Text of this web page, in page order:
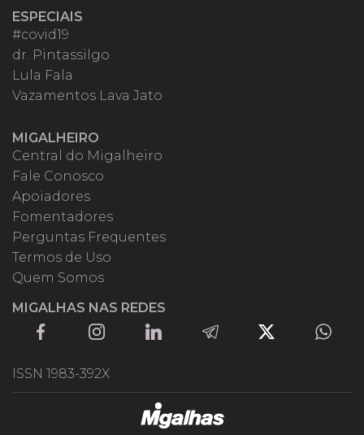
ESPECIAIS
#covid19
dr. Pintassilgo
Lula Fala
Vazamentos Lava Jato
MIGALHEIRO
Central do Migalheiro
Fale Conosco
Apoiadores
Fomentadores
Perguntas Frequentes
Termos de Uso
Quem Somos
MIGALHAS NAS REDES
ISSN 1983-392X